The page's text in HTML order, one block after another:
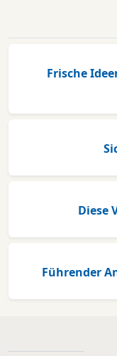
Frische
Diese
Führender